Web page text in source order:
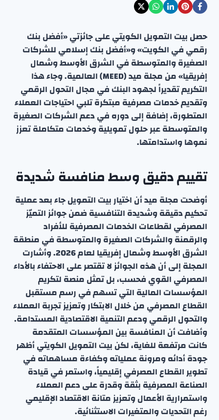
حصل بيت التمويل الكويتي على جائزتي «أفضل بنك
رقمي في الكويت» و«أفضل بنك إسلامي للشركات
الصغيرة والمتوسطة في الشرق الأوسط وشمال
إفريقيا» من مجلة ميد (MEED) العالمية. وجاء هذا
التكريم تقديراً لجهود البنك في مجال التحول الرقمي
وتقديم خدمات مصرفية مبتكرة تلبي احتياجات العملاء
المتطورة، إضافة إلى دوره في دعم الشركات الصغيرة
والمتوسطة عبر حلول تمويلية وخدمات متكاملة تعزز
نموها واستدامتها.
تقييم دقيق وسط منافسة شديدة
أوضحت مجلة ميد أن اختيار بيت التمويل جاء بعد عملية
تحكيم دقيقة وشديدة التنافسية ضمن جوائز التميّز
المصرفي لقطاعات الخدمات المصرفية للأفراد
والرقمنة والشركات الصغيرة والمتوسطة في منطقة
الشرق الأوسط وشمال إفريقيا لعام 2026. وأشارت
المجلة إلى أن هذه الجوائز لا تقتصر على الاحتفاء بالأداء
المصرفي القوي فحسب، بل تمثل منصة لتكريم
المؤسسات المالية التي تسهم في رسم مستقبل
القطاع المصرفي من خلال الابتكار وتعزيز تجربة العملاء
والتحول الرقمي ودعم التنمية الاقتصادية المستدامة.
وأضافت أن المنافسة بين المؤسسات المتقدمة
كانت مرتفعة للغاية، لكن بيت التمويل الكويتي أظهر
جودة أدائه ومرونة عملياته وكفاءة مساهماته في
تطوير القطاع المصرفي إقليمياً، واستمر في قيادة
الصناعة المصرفية بثقة وقدرة على دعم العملاء
واستمرارية الأعمال وتعزيز متانة الاقتصاد الإقليمي
رغم التحديات والمتغيرات الاستثنائية.